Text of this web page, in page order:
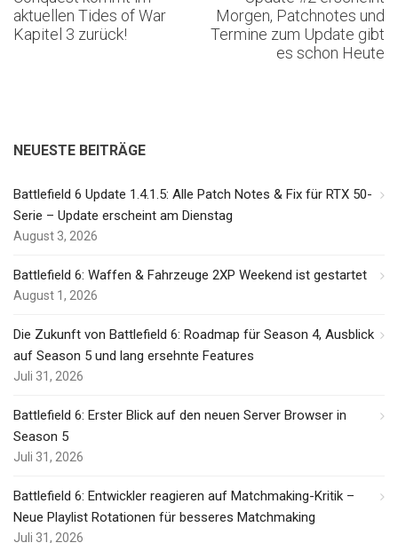
aktuellen Tides of War
Kapitel 3 zurück!
Morgen, Patchnotes und
Termine zum Update gibt
es schon Heute
NEUESTE BEITRÄGE
Battlefield 6 Update 1.4.1.5: Alle Patch Notes & Fix für RTX 50-
Serie – Update erscheint am Dienstag
August 3, 2026
Battlefield 6: Waffen & Fahrzeuge 2XP Weekend ist gestartet
August 1, 2026
Die Zukunft von Battlefield 6: Roadmap für Season 4, Ausblick
auf Season 5 und lang ersehnte Features
Juli 31, 2026
Battlefield 6: Erster Blick auf den neuen Server Browser in
Season 5
Juli 31, 2026
Battlefield 6: Entwickler reagieren auf Matchmaking-Kritik –
Neue Playlist Rotationen für besseres Matchmaking
Juli 31, 2026